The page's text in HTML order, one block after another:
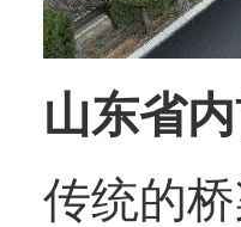
山东省
传统的